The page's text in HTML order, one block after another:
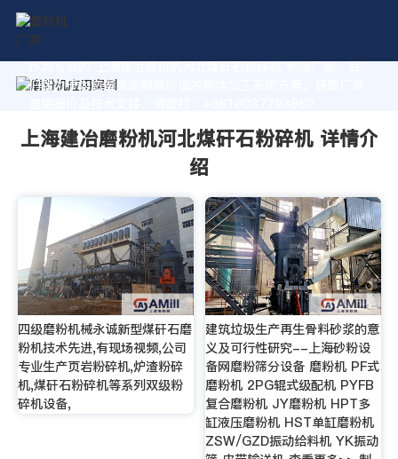
作为专业的 上海建冶磨粉机河北煤矸石粉碎机 制造厂家，我
们致力于为您量身定制高价值的粉体加工系统方案。获取厂家
上海建冶磨粉机河北煤矸石粉碎机 详情介
绍
四级磨粉机械永诚新型煤矸石磨
粉机技术先进,有现场视频,公司
专业生产页岩粉碎机,炉渣粉碎
机,煤矸石粉碎机等系列双级粉
碎机设备,
建筑垃圾生产再生骨料砂浆的意
义及可行性研究--上海砂粉设
备网磨粉筛分设备 磨粉机 PF式
磨粉机 2PG辊式级配机 PYFB
复合磨粉机 JY磨粉机 HPT多
缸液压磨粉机 HST单缸磨粉机
ZSW/GZD振动给料机 YK振动